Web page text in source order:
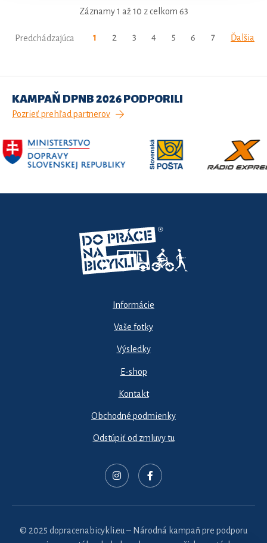
Záznamy 1 až 10 z celkom 63
Predchádzajúca 1 2 3 4 5 6 7 Ďalšia
KAMPAŇ DPNB 2026 PODPORILI
Pozrieť prehľad partnerov
Informácie
Vaše fotky
Výsledky
E-shop
Kontakt
Obchodné podmienky
Odstúpiť od zmluvy tu
© 2025 dopracenabicykli.eu – Národná kampaň pre podporu